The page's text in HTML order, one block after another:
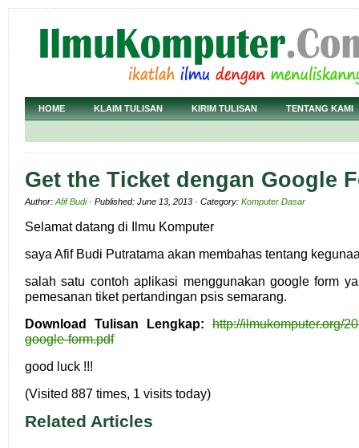
HOME KLAIM TULISAN KIRIM TULISAN TENTANG KAMI
Get the Ticket dengan Google
Author: Afif Budi· Published: June 13, 2013 · Category: Komputer Dasar
Selamat datang di Ilmu Komputer
saya Afif Budi Putratama akan membahas tentang
salah satu contoh aplikasi menggunakan google form
pemesanan tiket pertandingan psis semarang.
Download Tulisan Lengkap: http://ilmukomputer.org/
google-form.pdf
good luck !!!
(Visited 887 times, 1 visits today)
Related Articles